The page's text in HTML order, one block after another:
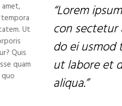
Ut
Quis
quam
“Lorem
con sectetur
do ei
ut labore et
aliqua.”